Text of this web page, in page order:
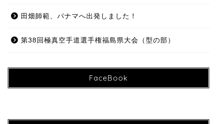
田畑師範、パナマへ出発しました！
第38回極真空手道選手権福島県大会（型の部）
FaceBook